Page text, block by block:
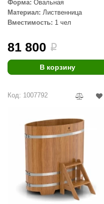
Форма: Овальная
Материал: Лиственница
Вместимость: 1 чел
81 800 i
В корзину
Код: 1007792